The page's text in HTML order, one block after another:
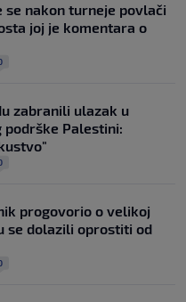
se nakon turneje povlači
joj je komentara o
zabranili ulazak u
podrške Palestini:
progovorio o velikoj
se dolazili oprostiti od